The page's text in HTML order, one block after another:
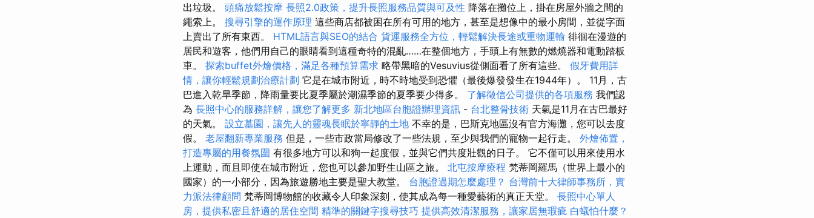
出垃圾。 頭痛放鬆按摩 長照2.0政策，提升長照服務品質與可及性 降落在攤位上，掛在房屋外牆之間的
繩索上。 搜尋引擎的運作原理 這些商店都被困在所有可用的地方，甚至是想像中的最小房間，並從字面
上賣出了所有東西。 HTML語言與SEO的結合 貨運服務全方位，輕鬆解決長途或重物運輸 徘徊在漫遊的
居民和遊客，他們用自己的眼睛看到這種奇特的混亂……在整個地方，手頭上有無數的燃燒器和電動踏板
車。 探索buffet外燴價格，滿足各種預算需求 略帶黑暗的Vesuvius從側面看了所有這些。 假牙費用詳
情，讓你輕鬆規劃治療計劃 它是在城市附近，時不時地受到恐懼（最後爆發發生在1944年）。 11月，古
巴進入乾旱季節，降雨量要比夏季屬於潮濕季節的夏季要少得多。 了解徵信公司提供的各項服務 我們認
為 長照中心的服務詳解，讓您了解更多 新北地區台胞證辦理資訊 - 台北整骨技術 天氣是11月在古巴最好
的天氣。 設立墓園，讓先人的靈魂長眠於寧靜的土地 不幸的是，巴斯克地區沒有官方海灘，您可以去度
假。 老屋翻新專業服務 但是，一些市政當局修改了一些法規，至少與我們的寵物一起行走。 外燴佈置，
打造專屬的用餐氛圍 有很多地方可以和狗一起度假，並與它們共度壯觀的日子。 它不僅可以用來使用水
上運動，而且即使在城市附近，您也可以參加野生山區之旅。 北屯按摩療程 梵蒂岡羅馬（世界上最小的
國家）的一小部分，因為旅遊勝地主要是聖大教堂。 台胞證過期怎麼處理？ 台灣前十大律師事務所，實
力派法律顧問 梵蒂岡博物館的收藏令人印象深刻，使其成為每一種愛藝術的真正天堂。 長照中心單人
房，提供私密且舒適的居住空間 精準的關鍵字搜尋技巧 提供高效清潔服務，讓家居無瑕疵 白蟻怕什麼？